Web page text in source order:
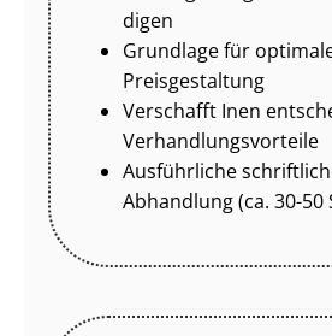
di­gen
Grundlage für
Preisgestaltung
Verschafft Inen
Ver­hand­lungs­vor­tei­le
Ausführliche
Abhandlung (ca. 30-50